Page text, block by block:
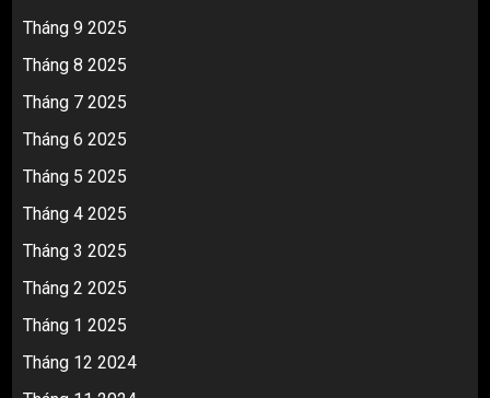
Tháng 9 2025
Tháng 8 2025
Tháng 7 2025
Tháng 6 2025
Tháng 5 2025
Tháng 4 2025
Tháng 3 2025
Tháng 2 2025
Tháng 1 2025
Tháng 12 2024